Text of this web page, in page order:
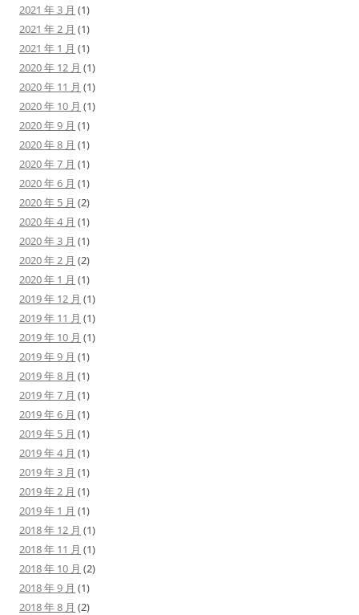
2021 年 3 月 (1)
2021 年 2 月 (1)
2021 年 1 月 (1)
2020 年 12 月 (1)
2020 年 11 月 (1)
2020 年 10 月 (1)
2020 年 9 月 (1)
2020 年 8 月 (1)
2020 年 7 月 (1)
2020 年 6 月 (1)
2020 年 5 月 (2)
2020 年 4 月 (1)
2020 年 3 月 (1)
2020 年 2 月 (2)
2020 年 1 月 (1)
2019 年 12 月 (1)
2019 年 11 月 (1)
2019 年 10 月 (1)
2019 年 9 月 (1)
2019 年 8 月 (1)
2019 年 7 月 (1)
2019 年 6 月 (1)
2019 年 5 月 (1)
2019 年 4 月 (1)
2019 年 3 月 (1)
2019 年 2 月 (1)
2019 年 1 月 (1)
2018 年 12 月 (1)
2018 年 11 月 (1)
2018 年 10 月 (2)
2018 年 9 月 (1)
2018 年 8 月 (2)